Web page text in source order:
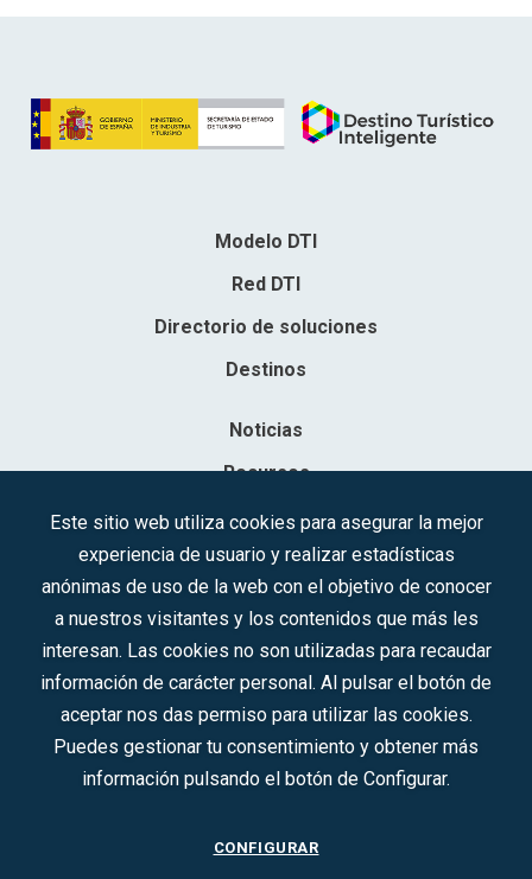
Modelo DTI
Red DTI
Directorio de soluciones
Destinos
Noticias
Recursos
Contacto
Sociedad Mercantil Estatal para la Gestión de la Innovación y las
Síguenos en redes sociales:
CONTACTO
Este sitio web utiliza cookies para asegurar la mejor
experiencia de usuario y realizar estadísticas
anónimas de uso de la web con el objetivo de conocer
a nuestros visitantes y los contenidos que más les
interesan. Las cookies no son utilizadas para recaudar
información de carácter personal. Al pulsar el botón de
aceptar nos das permiso para utilizar las cookies.
Puedes gestionar tu consentimiento y obtener más
información pulsando el botón de Configurar.
CONFIGURAR